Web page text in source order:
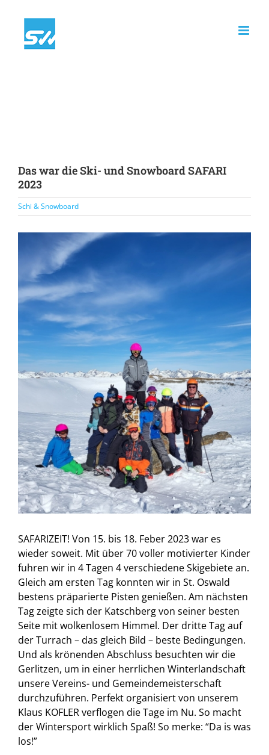
Inhalt
springen
Das war die Ski- und Snowboard SAFARI
2023
Schi & Snowboard
SAFARIZEIT! Von 15. bis 18. Feber 2023 war es
wieder soweit. Mit über 70 voller motivierter Kinder
fuhren wir in 4 Tagen 4 verschiedene Skigebiete an.
Gleich am ersten Tag konnten wir in St. Oswald
bestens präparierte Pisten genießen. Am nächsten
Tag zeigte sich der Katschberg von seiner besten
Seite mit wolkenlosem Himmel. Der dritte Tag auf
der Turrach – das gleich Bild – beste Bedingungen.
Und als krönenden Abschluss besuchten wir die
Gerlitzen, um in einer herrlichen Winterlandschaft
unsere Vereins- und Gemeindemeisterschaft
durchzuführen. Perfekt organisiert von unserem
Klaus KOFLER verflogen die Tage im Nu. So macht
der Wintersport wirklich Spaß! So merke: “Da is was
los!”